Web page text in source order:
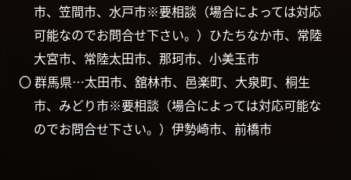
市、笠間市、水戸市※要相談（場合によっては対応
可能なのでお問合せ下さい。）ひたちなか市、常陸
大宮市、常陸太田市、那珂市、小美玉市
〇 群馬県…太田市、舘林市、邑楽町、大泉町、桐生
市、みどり市※要相談（場合によっては対応可能な
のでお問合せ下さい。）伊勢崎市、前橋市